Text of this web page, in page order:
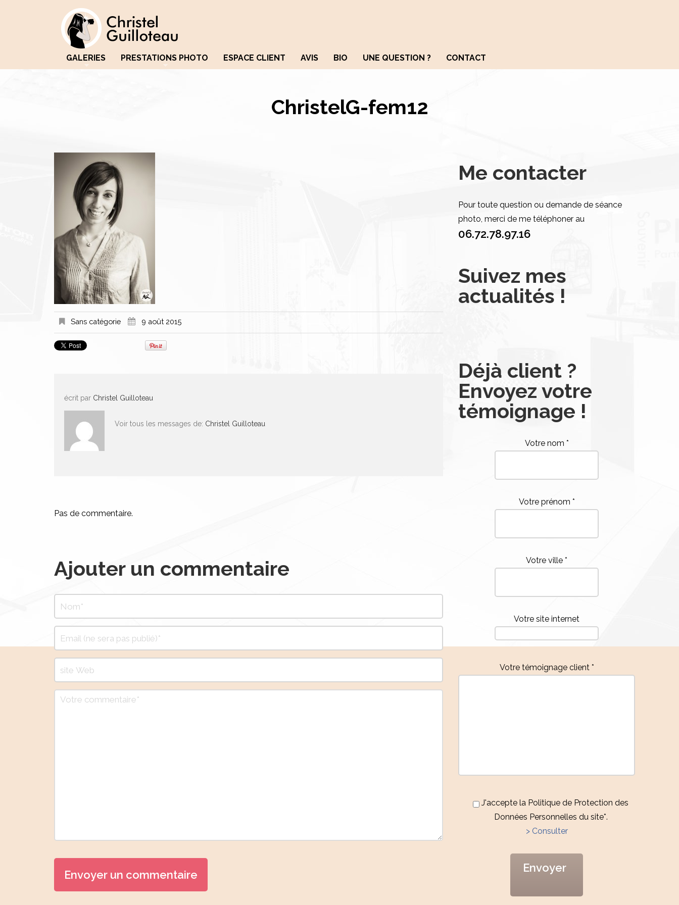
GALERIES PRESTATIONS PHOTO ESPACE CLIENT AVIS BIO UNE QUESTION ? CONTACT
ChristelG-fem12
Sans catégorie 9 août 2015
écrit par Christel Guilloteau
Voir tous les messages de: Christel Guilloteau
Pas de commentaire.
Ajouter un commentaire
Me contacter
Pour toute question ou demande de séance
photo, merci de me téléphoner au
06.72.78.97.16
Suivez mes
actualités !
Déjà client ?
Envoyez votre
témoignage !
Votre nom *
Votre prénom *
Votre ville *
Votre site internet
Votre témoignage client *
J'accepte la Politique de Protection des
Données Personnelles du site*.
> Consulter